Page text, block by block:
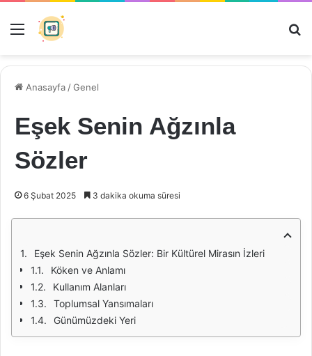
Menü
Anasayfa /Genel
Eşek Senin Ağzınla
Sözler
6 Şubat 2025 3 dakika okuma süresi
Eşek Senin Ağzınla Sözler: Bir Kültürel Mirasın İzleri
Köken ve Anlamı
Kullanım Alanları
Toplumsal Yansımaları
Günümüzdeki Yeri